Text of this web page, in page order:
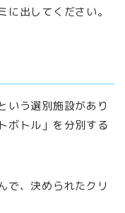
出してください。
いう選別施設があり
ボトル」を分別する
で、決められたクリ